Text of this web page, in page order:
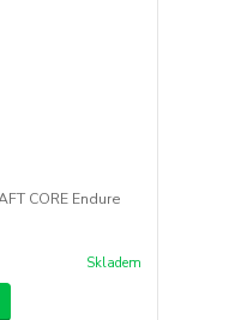
CORE Endure
Skladem